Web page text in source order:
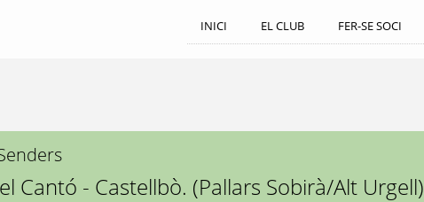
INICI EL CLUB FER-SE SOCI
Cantó - Castellbò. (Pallars Sobirà/Alt Urgell)